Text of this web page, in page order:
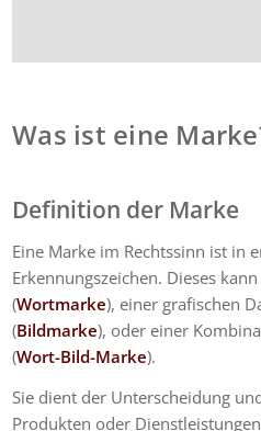
Was ist eine
Definition der Marke
Eine Marke im Rechtssinn ist in
Erkennungszeichen. Dieses
(Wortmarke), einer grafischen
(Bildmarke), oder einer
(Wort-Bild-Marke).
Sie dient der Unterscheidung
Produkten oder